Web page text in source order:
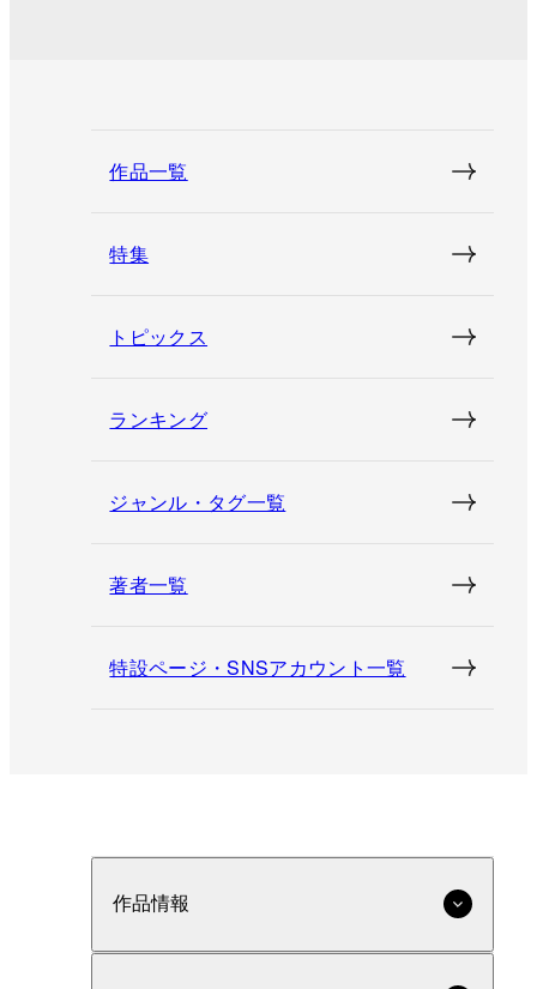
作品一覧
特集
トピックス
ランキング
ジャンル・タグ一覧
著者一覧
特設ページ・SNSアカウント一覧
作品情報